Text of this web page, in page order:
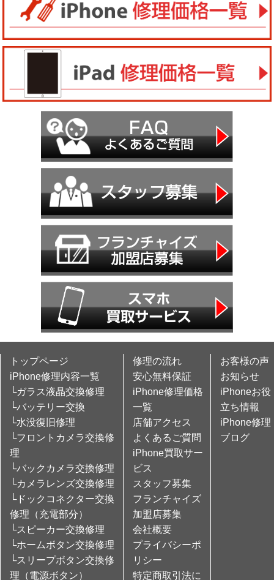
トップページ
iPhone修理内容一覧
└ガラス液晶交換修理
└バッテリー交換
└水没復旧修理
└フロントカメラ交換修
理
└バックカメラ交換修理
└カメラレンズ交換修理
└ドックコネクター交換
修理（充電部分）
└スピーカー交換修理
└ホームボタン交換修理
└スリープボタン交換修
理（電源ボタン）
修理の流れ
安心無料保証
iPhone修理価格
一覧
店舗アクセス
よくあるご質問
iPhone買取サー
ビス
スタッフ募集
フランチャイズ
加盟店募集
会社概要
プライバシーポ
リシー
特定商取引法に
お客様の声
お知らせ
iPhoneお役
立ち情報
iPhone修理
ブログ